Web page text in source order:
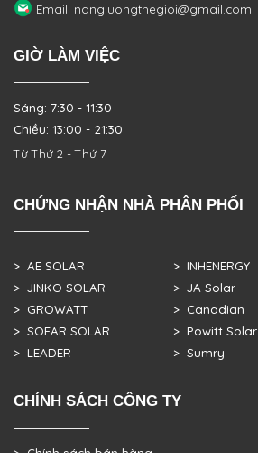
Email: nangluongthegioi@gmail.com
GIỜ LÀM VIỆC
Sáng: 7:30 - 11:30
Chiều: 13:00 - 21:30
Từ Thứ 2 - Thứ 7
CHỨNG NHẬN NHÀ PHÂN PHỐI
> AE SOLAR
> JINKO SOLAR
> GROWATT
> SOFAR SOLAR
> LEADER
> INHENERGY
> JA Solar
> Canadian
> Powitt Solar
> Sumry
CHÍNH SÁCH CÔNG TY